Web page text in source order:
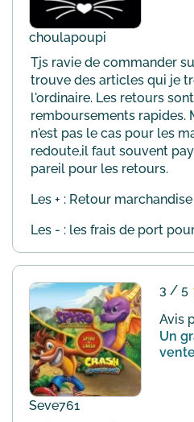
choulapoupi
Tjs ravie de commander
trouve des articles qui je
l'ordinaire. Les retours
remboursements rapides.
n'est pas le cas pour les
redoute,il faut souvent
pareil pour les retours.
Les + : Retour marchandise
Les - : les frais de port
Seve761
3 / 5
Avis
Un